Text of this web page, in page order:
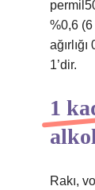
%0,6
1’dir.
1
Rakı,